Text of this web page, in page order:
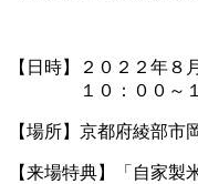
【日時】２０２２年８
１０：００～１
【場所】京都府綾部市
【来場特典】「自家